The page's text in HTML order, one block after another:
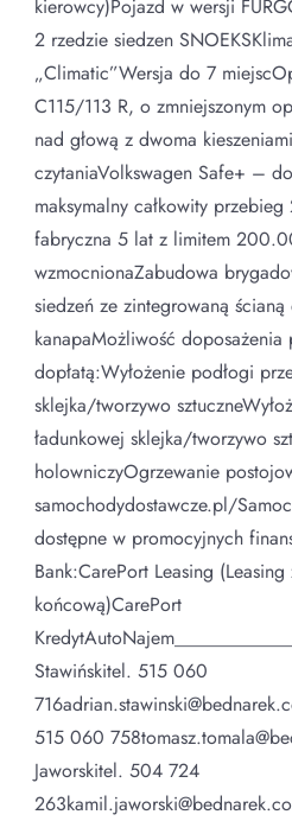
kierowcy)Pojazd w wersji
2 rzedzie siedzen
„Climatic”Wersja do 7
C115/113 R, o zmniejszonym
nad głową z dwoma
czytaniaVolkswagen Safe+ –
maksymalny całkowity
fabryczna 5 lat z limitem
wzmocnionaZabudowa
siedzeń ze zintegrowaną
kanapaMożliwość doposażenia
dopłatą:Wyłożenie podłogi
sklejka/tworzywo
ładunkowej sklejka/tworzywo
holowniczyOgrzewanie
samochodydostawcze.pl/
dostępne w promocyjnych
Bank:CarePort Leasing
końcową)CarePort
Stawińskitel. 515 060
515 060
Jaworskitel. 504 724